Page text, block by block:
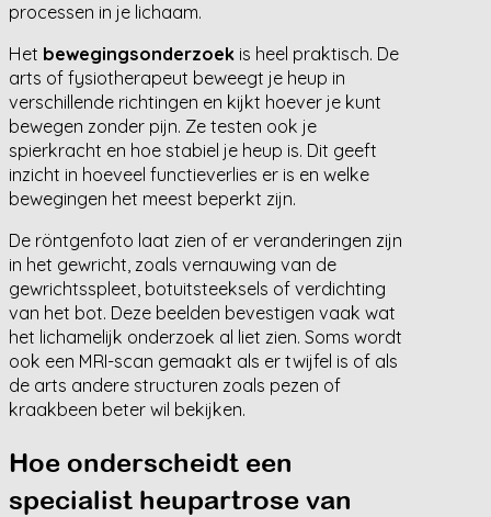
processen in je lichaam.
Het bewegingsonderzoek is heel praktisch. De
arts of fysiotherapeut beweegt je heup in
verschillende richtingen en kijkt hoever je kunt
bewegen zonder pijn. Ze testen ook je
spierkracht en hoe stabiel je heup is. Dit geeft
inzicht in hoeveel functieverlies er is en welke
bewegingen het meest beperkt zijn.
De röntgenfoto laat zien of er veranderingen zijn
in het gewricht, zoals vernauwing van de
gewrichtsspleet, botuitsteeksels of verdichting
van het bot. Deze beelden bevestigen vaak wat
het lichamelijk onderzoek al liet zien. Soms wordt
ook een MRI-scan gemaakt als er twijfel is of als
de arts andere structuren zoals pezen of
kraakbeen beter wil bekijken.
Hoe onderscheidt een
specialist heupartrose van